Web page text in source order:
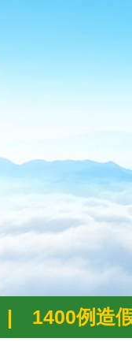
| 1400例造